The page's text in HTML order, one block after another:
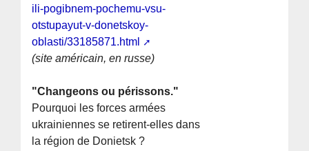
ili-pogibnem-pochemu-vsu-
otstupayut-v-donetskoy-
oblasti/33185871.html
(site américain, en russe)
"Changeons ou périssons."
Pourquoi les forces armées
ukrainiennes se retirent-elles dans
la région de Donietsk ?